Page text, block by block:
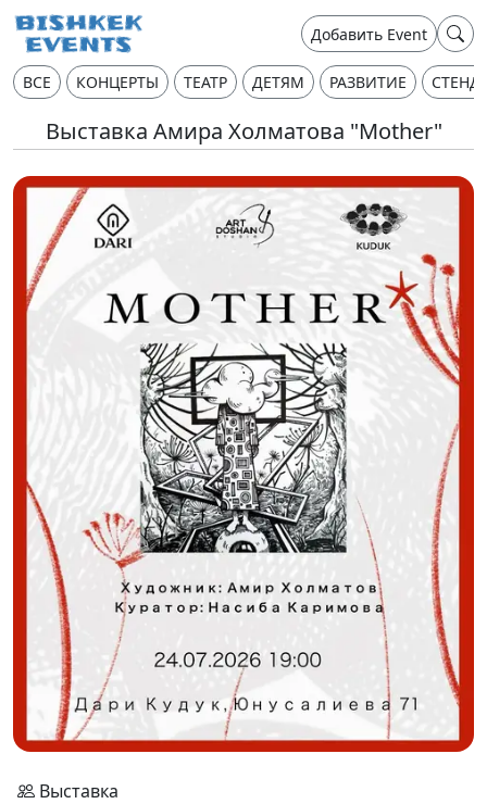
Добавить Event
ВСЕ КОНЦЕРТЫ ТЕАТР ДЕТЯМ РАЗВИТИЕ
Выставка Амира Холматова "Mother"
Выставка